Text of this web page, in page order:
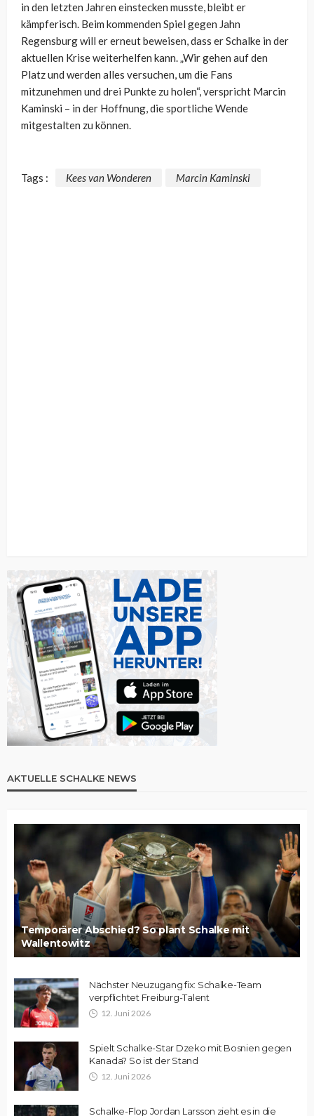
in den letzten Jahren einstecken musste, bleibt er
kämpferisch. Beim kommenden Spiel gegen Jahn
Regensburg will er erneut beweisen, dass er Schalke in der
aktuellen Krise weiterhelfen kann. „Wir gehen auf den
Platz und werden alles versuchen, um die Fans
mitzunehmen und drei Punkte zu holen“, verspricht Marcin
Kaminski – in der Hoffnung, die sportliche Wende
mitgestalten zu können.
Tags : Kees van Wonderen Marcin Kaminski
AKTUELLE SCHALKE NEWS
Temporärer Abschied? So plant Schalke mit
Wallentowitz
Nächster Neuzugang fix: Schalke-Team
verpflichtet Freiburg-Talent
12. Juni 2026
Spielt Schalke-Star Dzeko mit Bosnien gegen
Kanada? So ist der Stand
12. Juni 2026
Schalke-Flop Jordan Larsson zieht es in die